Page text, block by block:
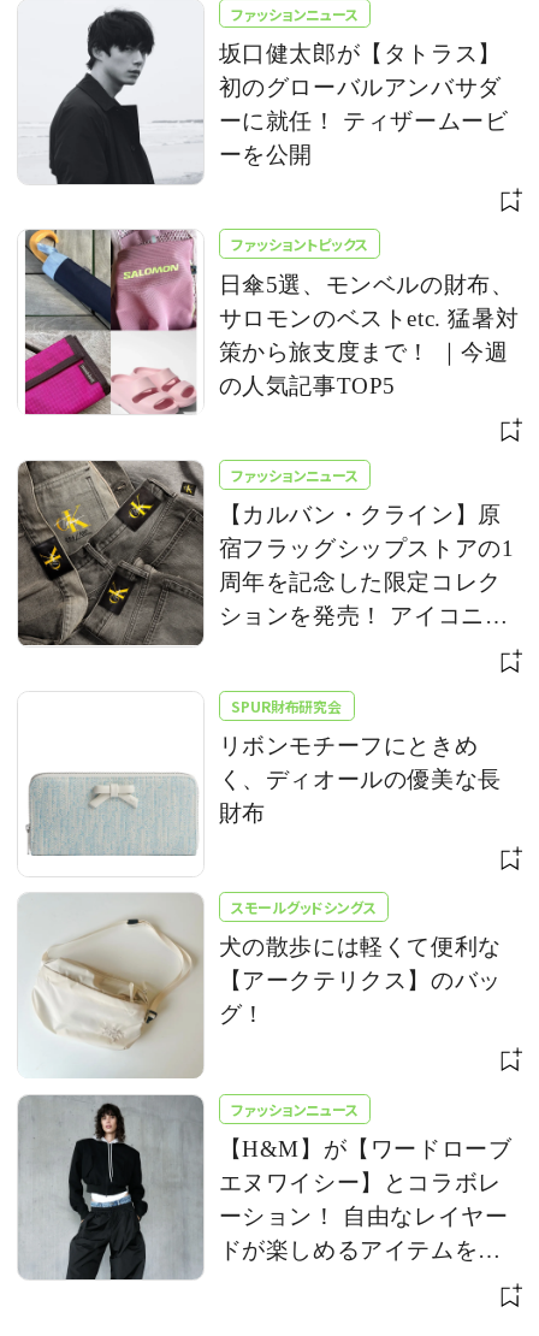
ファッションニュース
坂口健太郎が【タトラス】
初のグローバルアンバサダ
ーに就任！ ティザームービ
ーを公開
ファッショントピックス
日傘5選、モンベルの財布、
サロモンのベストetc. 猛暑対
策から旅支度まで！ ｜今週
の人気記事TOP5
ファッションニュース
【カルバン・クライン】原
宿フラッグシップストアの1
周年を記念した限定コレク
ションを発売！ アイコニッ
クな「CK」ロゴをアップデ
SPUR財布研究会
リボンモチーフにときめ
く、ディオールの優美な長
財布
スモールグッドシングス
犬の散歩には軽くて便利な
【アークテリクス】のバッ
グ！
ファッションニュース
【H&M】が【ワードローブ
エヌワイシー】とコラボレ
ーション！ 自由なレイヤー
ドが楽しめるアイテムを発